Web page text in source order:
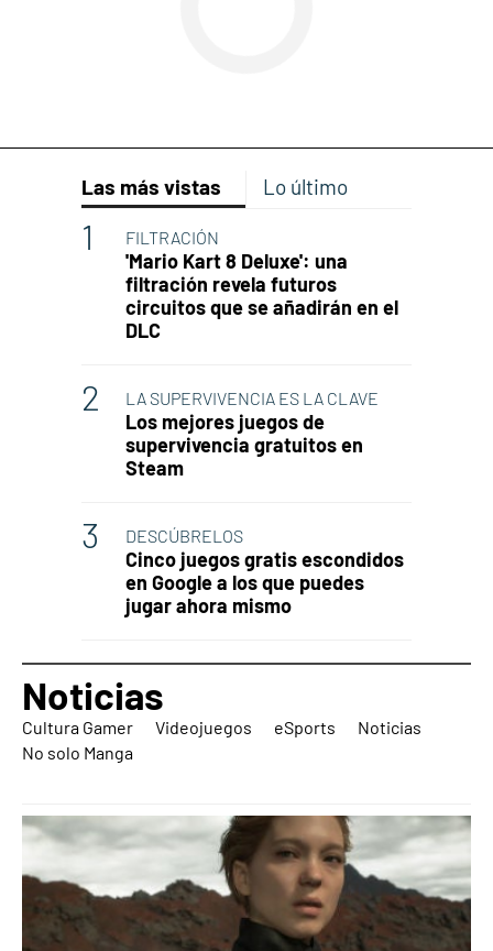
Las más vistas Lo último
FILTRACIÓN
'Mario Kart 8 Deluxe': una
filtración revela futuros
circuitos que se añadirán en el
DLC
LA SUPERVIVENCIA ES LA CLAVE
Los mejores juegos de
supervivencia gratuitos en
Steam
DESCÚBRELOS
Cinco juegos gratis escondidos
en Google a los que puedes
jugar ahora mismo
Noticias
Cultura Gamer Videojuegos eSports
Noticias
No solo Manga